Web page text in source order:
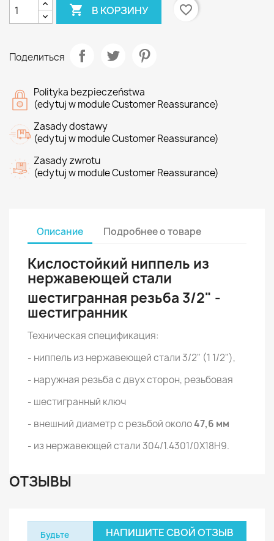
 В КОРЗИНУ favorite_border
Поделиться
Polityka bezpieczeństwa
(edytuj w module Customer Reassurance)
Zasady dostawy
(edytuj w module Customer Reassurance)
Zasady zwrotu
(edytuj w module Customer Reassurance)
Описание Подробнее о товаре
Кислостойкий ниппель из
нержавеющей стали
шестигранная резьба 3/2" -
шестигранник
Техническая спецификация:
- ниппель из нержавеющей стали 3/2" (1 1/2"),
- наружная резьба с двух сторон, резьбовая
- шестигранный ключ
- внешний диаметр с резьбой около47,6 мм
- из нержавеющей стали 304/1.4301/0Х18Н9.
ОТЗЫВЫ
НАПИШИТЕ СВОЙ ОТЗЫВ
Будьте